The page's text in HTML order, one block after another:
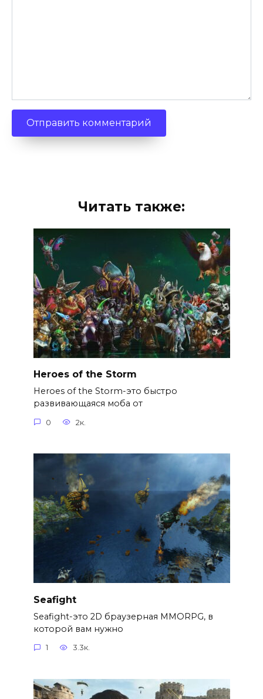
Читать также:
Heroes of the Storm
Heroes of the Storm-это быстро
развивающаяся моба от
0 2к.
Seafight
Seafight-это 2D браузерная MMORPG, в
которой вам нужно
1 3.3к.